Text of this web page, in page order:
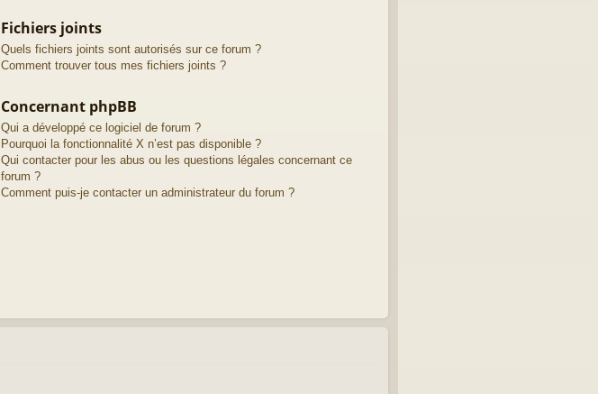
Fichiers joints
Quels fichiers joints sont autorisés sur ce forum ?
Comment trouver tous mes fichiers joints ?
Concernant phpBB
Qui a développé ce logiciel de forum ?
Pourquoi la fonctionnalité X n’est pas disponible ?
Qui contacter pour les abus ou les questions légales concernant ce
forum ?
Comment puis-je contacter un administrateur du forum ?